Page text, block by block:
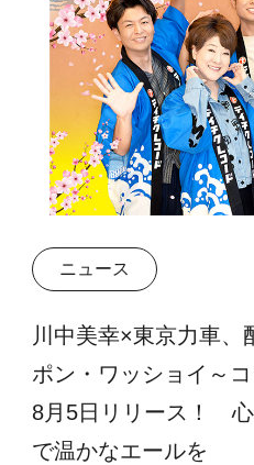
ニュース
川中美幸×東京力車、
ポン・ワッショイ～
8月5日リリース！
で温かなエールを